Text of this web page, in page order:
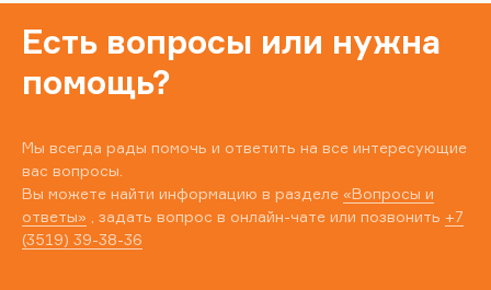
Есть вопросы или нужна
помощь?
Мы всегда рады помочь и ответить на все интересующие
вас вопросы.
Вы можете найти информацию в разделе «Вопросы и
ответы» , задать вопрос в онлайн-чате или позвонить +7
(3519) 39-38-36